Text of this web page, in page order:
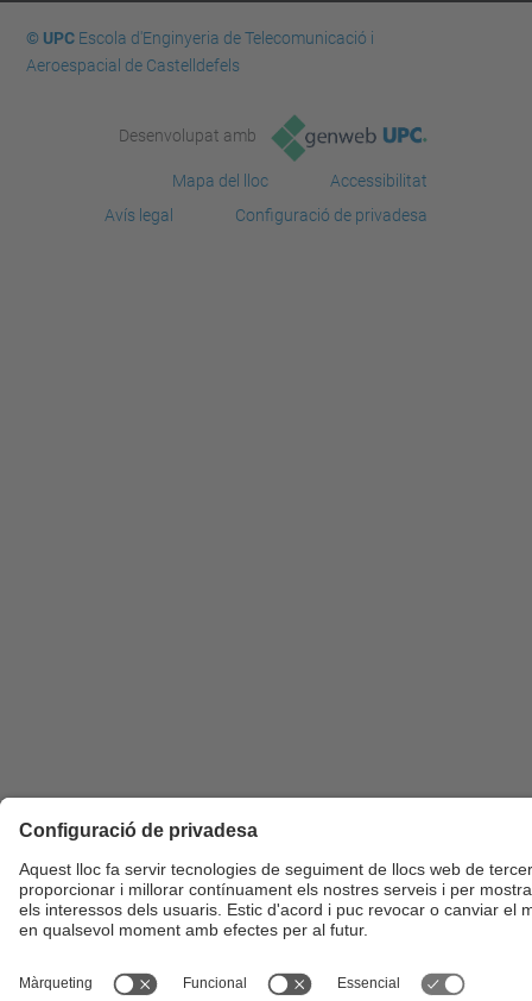
© UPCEscola d'Enginyeria de Telecomunicació i
Aeroespacial de Castelldefels
Desenvolupat amb
Mapa del lloc
Accessibilitat
Avís legal
Configuració de privadesa